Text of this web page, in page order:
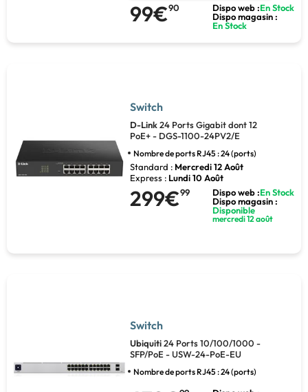
99€90 Dispo web :En Stock
Dispo magasin :
En Stock
Switch
D-Link24 Ports Gigabit dont 12
PoE+ - DGS-1100-24PV2/E
Nombre de ports RJ45 : 24 (ports)
Standard : Mercredi 12 Août
Express : Lundi 10 Août
299€99 Dispo web :En Stock
Dispo magasin :
Disponible
mercredi 12 août
Switch
Ubiquiti24 Ports 10/100/1000 -
SFP/PoE - USW-24-PoE-EU
Nombre de ports RJ45 : 24 (ports)